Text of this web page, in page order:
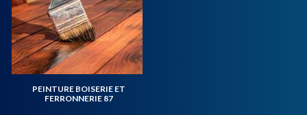
PEINTURE BOISERIE ET
FERRONNERIE 87